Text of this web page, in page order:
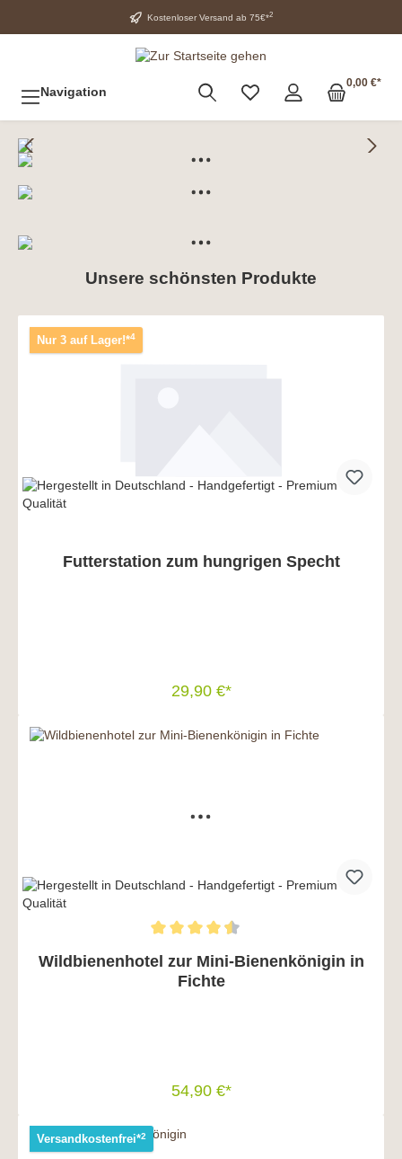
Kostenloser Versand ab 75€*2
Navigation
0,00 €*
Unsere schönsten Produkte
Nur 3 auf Lager!*4
Futterstation zum hungrigen Specht
29,90 €*
In den Warenkorb
Wildbienenhotel zur Mini-Bienenkönigin in
Fichte
54,90 €*
In den Warenkorb
Versandkostenfrei*2